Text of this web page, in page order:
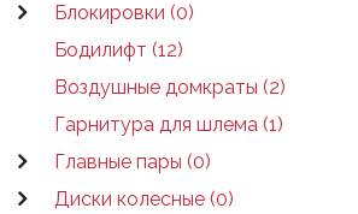
Блокировки (0)
Бодилифт (12)
Воздушные домкраты (2)
Гарнитура для шлема (1)
Главные пары (0)
Диски колесные (0)